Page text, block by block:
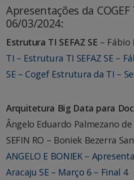
Apresentações da COGEF
06/03/2024:
Estrutura TI SEFAZ SE – Fábio
TI – Estrutura TI SEFAZ SE –
SE – Cogef Estrutura da TI –
Arquitetura Big Data para
Ângelo Eduardo Palmezano
SEFIN RO – Boniek Bezerra
ANGELO E BONIEK –
Aracaju SE – Março 6 – Final 4